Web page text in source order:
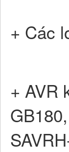
+ Các
+ AVR